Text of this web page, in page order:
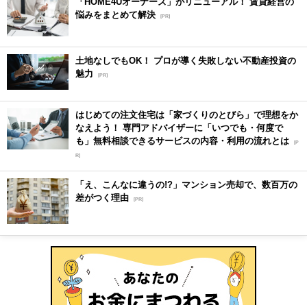
悩みをまとめて解決 [PR]
土地なしでもOK！ プロが導く失敗しない不動産投資の
魅力
[PR]
はじめての注文住宅は「家づくりのとびら」で理想をか
なえよう！ 専門アドバイザーに「いつでも・何度で
も」無料相談できるサービスの内容・利用の流れとは [P
R]
「え、こんなに違うの!?」マンション売却で、数百万の
差がつく理由 [PR]